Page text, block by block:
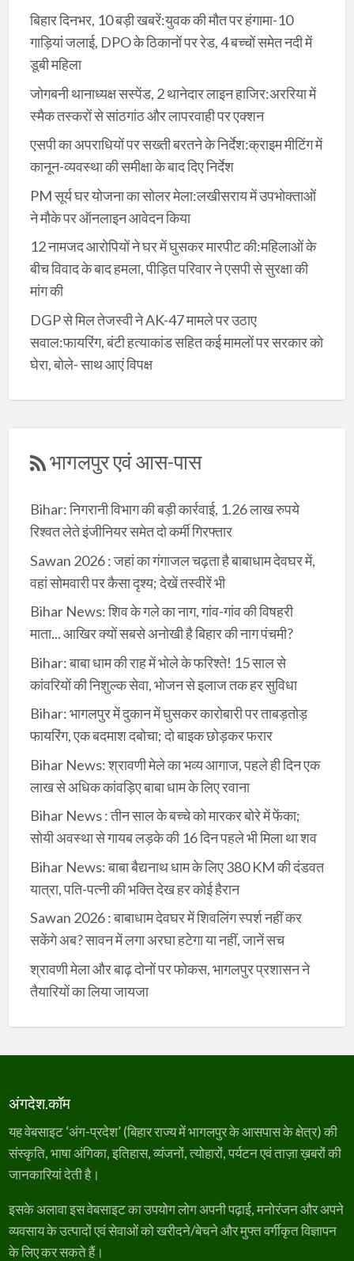
बिहार दिनभर, 10 बड़ी खबरें:युवक की मौत पर हंगामा-10
गाड़ियां जलाई, DPO के ठिकानों पर रेड, 4 बच्चों समेत नदी में
डूबी महिला
जोगबनी थानाध्यक्ष सस्पेंड, 2 थानेदार लाइन हाजिर:अररिया में
स्मैक तस्करों से सांठगांठ और लापरवाही पर एक्शन
एसपी का अपराधियों पर सख्ती बरतने के निर्देश:क्राइम मीटिंग में
कानून-व्यवस्था की समीक्षा के बाद दिए निर्देश
PM सूर्य घर योजना का सोलर मेला:लखीसराय में उपभोक्ताओं
ने मौके पर ऑनलाइन आवेदन किया
12 नामजद आरोपियों ने घर में घुसकर मारपीट की:महिलाओं के
बीच विवाद के बाद हमला, पीड़ित परिवार ने एसपी से सुरक्षा की
मांग की
DGP से मिल तेजस्वी ने AK-47 मामले पर उठाए
सवाल:फायरिंग, बंटी हत्याकांड सहित कई मामलों पर सरकार को
घेरा, बोले- साथ आएं विपक्ष
भागलपुर एवं आस-पास
Bihar: निगरानी विभाग की बड़ी कार्रवाई, 1.26 लाख रुपये
रिश्वत लेते इंजीनियर समेत दो कर्मी गिरफ्तार
Sawan 2026 : जहां का गंगाजल चढ़ता है बाबाधाम देवघर में,
वहां सोमवारी पर कैसा दृश्य; देखें तस्वीरें भी
Bihar News: शिव के गले का नाग, गांव-गांव की विषहरी
माता... आखिर क्यों सबसे अनोखी है बिहार की नाग पंचमी?
Bihar: बाबा धाम की राह में भोले के फरिश्ते! 15 साल से
कांवरियों की निशुल्क सेवा, भोजन से इलाज तक हर सुविधा
Bihar: भागलपुर में दुकान में घुसकर कारोबारी पर ताबड़तोड़
फायरिंग, एक बदमाश दबोचा; दो बाइक छोड़कर फरार
Bihar News: श्रावणी मेले का भव्य आगाज, पहले ही दिन एक
लाख से अधिक कांवड़िए बाबा धाम के लिए रवाना
Bihar News : तीन साल के बच्चे को मारकर बोरे में फेंका;
सोयी अवस्था से गायब लड़के की 16 दिन पहले भी मिला था शव
Bihar News: बाबा बैद्यनाथ धाम के लिए 380 KM की दंडवत
यात्रा, पति-पत्नी की भक्ति देख हर कोई हैरान
Sawan 2026 : बाबाधाम देवघर में शिवलिंग स्पर्श नहीं कर
सकेंगे अब? सावन में लगा अरघा हटेगा या नहीं, जानें सच
श्रावणी मेला और बाढ़ दोनों पर फोकस, भागलपुर प्रशासन ने
तैयारियों का लिया जायजा
अंगदेश.कॉम
यह वेबसाइट ‘अंग-प्रदेश’ (बिहार राज्य में भागलपुर के आसपास के क्षेत्र) की
संस्कृति, भाषा अंगिका, इतिहास, व्यंजनों, त्योहारों, पर्यटन एवं ताज़ा ख़बरों की
जानकारियां देती है।
इसके अलावा इस वेबसाइट का उपयोग लोग अपनी पढ़ाई, मनोरंजन और अपने
व्यवसाय के उत्पादों एवं सेवाओं को खरीदने/बेचने और मुफ्त वर्गीकृत विज्ञापन
के लिए कर सकते हैं।